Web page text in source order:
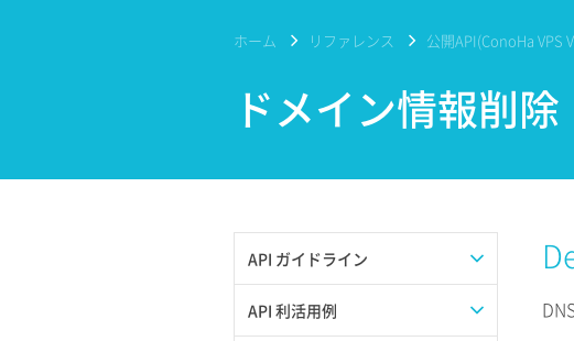
ホーム リファレンス 公開API(ConoHa VPS
ドメイン情報削除
API ガイドライン
APIのご利用について
API 利活用例